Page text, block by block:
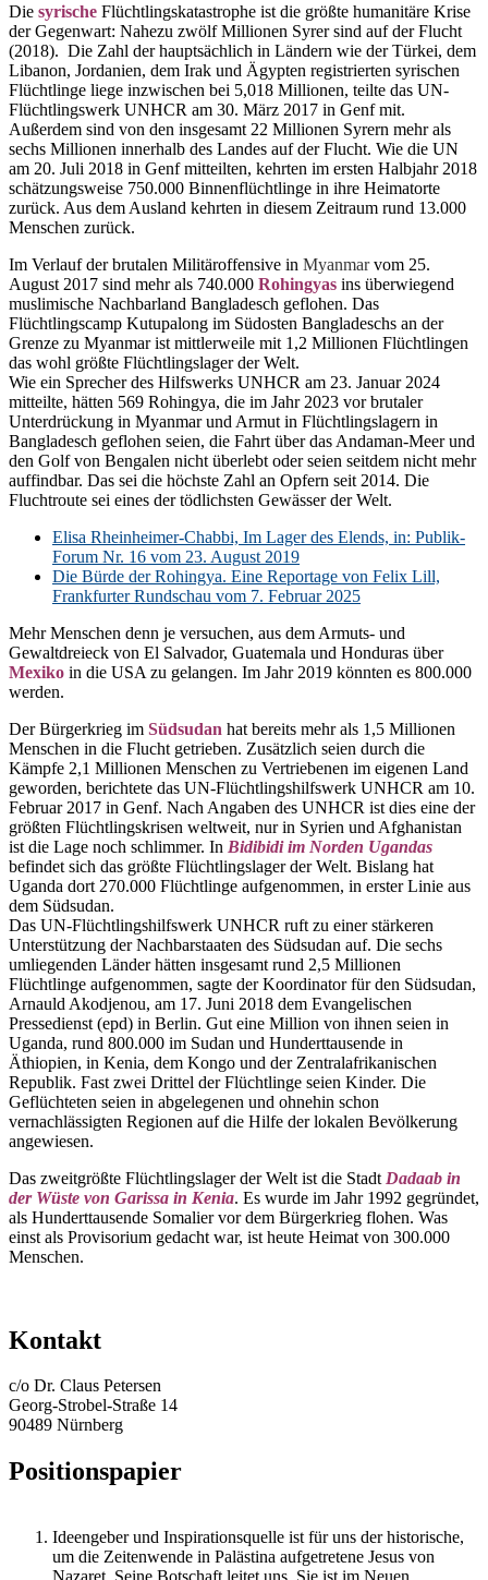
Die syrische Flüchtlingskatastrophe ist die größte humanitäre Krise
der Gegenwart: Nahezu zwölf Millionen Syrer sind auf der Flucht
(2018). Die Zahl der hauptsächlich in Ländern wie der Türkei, dem
Libanon, Jordanien, dem Irak und Ägypten registrierten syrischen
Flüchtlinge liege inzwischen bei 5,018 Millionen, teilte das UN-
Flüchtlingswerk UNHCR am 30. März 2017 in Genf mit.
Außerdem sind von den insgesamt 22 Millionen Syrern mehr als
sechs Millionen innerhalb des Landes auf der Flucht. Wie die UN
am 20. Juli 2018 in Genf mitteilten, kehrten im ersten Halbjahr 2018
schätzungsweise 750.000 Binnenflüchtlinge in ihre Heimatorte
zurück. Aus dem Ausland kehrten in diesem Zeitraum rund 13.000
Menschen zurück.
Im Verlauf der brutalen Militäroffensive in Myanmarvom 25.
August 2017 sind mehr als 740.000 Rohingyas ins überwiegend
muslimische Nachbarland Bangladesch geflohen. Das
Flüchtlingscamp Kutupalong im Südosten Bangladeschs an der
Grenze zu Myanmar ist mittlerweile mit 1,2 Millionen Flüchtlingen
das wohl größte Flüchtlingslager der Welt.
Wie ein Sprecher des Hilfswerks UNHCR am 23. Januar 2024
mitteilte, hätten 569 Rohingya, die im Jahr 2023 vor brutaler
Unterdrückung in Myanmar und Armut in Flüchtlingslagern in
Bangladesch geflohen seien, die Fahrt über das Andaman-Meer und
den Golf von Bengalen nicht überlebt oder seien seitdem nicht mehr
auffindbar. Das sei die höchste Zahl an Opfern seit 2014. Die
Fluchtroute sei eines der tödlichsten Gewässer der Welt.
Elisa Rheinheimer-Chabbi, Im Lager des Elends, in: Publik-
Forum Nr. 16 vom 23. August 2019
Die Bürde der Rohingya. Eine Reportage von Felix Lill,
Frankfurter Rundschau vom 7. Februar 2025
Mehr Menschen denn je versuchen, aus dem Armuts- und
Gewaltdreieck von El Salvador, Guatemala und Honduras über
Mexiko in die USA zu gelangen. Im Jahr 2019 könnten es 800.000
werden.
Der Bürgerkrieg im Südsudan hat bereits mehr als 1,5 Millionen
Menschen in die Flucht getrieben. Zusätzlich seien durch die
Kämpfe 2,1 Millionen Menschen zu Vertriebenen im eigenen Land
geworden, berichtete das UN-Flüchtlingshilfswerk UNHCR am 10.
Februar 2017 in Genf. Nach Angaben des UNHCR ist dies eine der
größten Flüchtlingskrisen weltweit, nur in Syrien und Afghanistan
ist die Lage noch schlimmer. In Bidibidi im Norden Ugandas
befindet sich das größte Flüchtlingslager der Welt. Bislang hat
Uganda dort 270.000 Flüchtlinge aufgenommen, in erster Linie aus
dem Südsudan.
Das UN-Flüchtlingshilfswerk UNHCR ruft zu einer stärkeren
Unterstützung der Nachbarstaaten des Südsudan auf. Die sechs
umliegenden Länder hätten insgesamt rund 2,5 Millionen
Flüchtlinge aufgenommen, sagte der Koordinator für den Südsudan,
Arnauld Akodjenou, am 17. Juni 2018 dem Evangelischen
Pressedienst (epd) in Berlin. Gut eine Million von ihnen seien in
Uganda, rund 800.000 im Sudan und Hunderttausende in
Äthiopien, in Kenia, dem Kongo und der Zentralafrikanischen
Republik. Fast zwei Drittel der Flüchtlinge seien Kinder. Die
Geflüchteten seien in abgelegenen und ohnehin schon
vernachlässigten Regionen auf die Hilfe der lokalen Bevölkerung
angewiesen.
Das zweitgrößte Flüchtlingslager der Welt ist die Stadt Dadaab in
der Wüste von Garissa in Kenia. Es wurde im Jahr 1992 gegründet,
als Hunderttausende Somalier vor dem Bürgerkrieg flohen. Was
einst als Provisorium gedacht war, ist heute Heimat von 300.000
Menschen.
Kontakt
c/o Dr. Claus Petersen
Georg-Strobel-Straße 14
90489 Nürnberg
Positionspapier
Ideengeber und Inspirationsquelle ist für uns der historische,
um die Zeitenwende in Palästina aufgetretene Jesus von